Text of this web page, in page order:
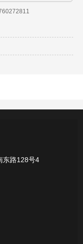
系列
系列
东路128号4